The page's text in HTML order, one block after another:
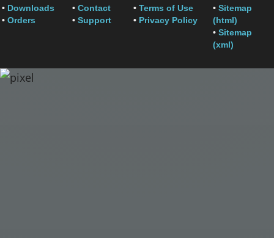
• Downloads
• Orders
• Contact
• Support
• Terms of Use
• Privacy Policy
• Sitemap
(html)
• Sitemap
(xml)